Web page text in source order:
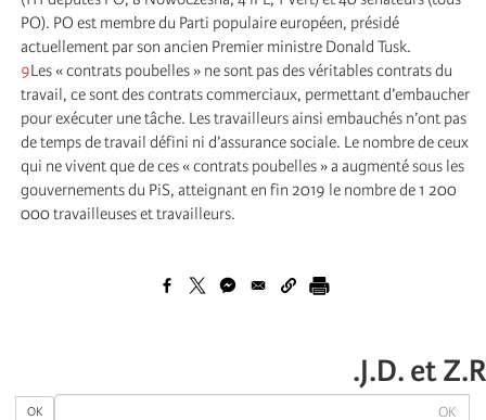
OK
OK
PO). PO est membre du Parti populaire européen, présidé
actuellement par son ancien Premier ministre Donald Tusk.
9Les « contrats poubelles » ne sont pas des véritables contrats du
travail, ce sont des contrats commerciaux, permettant d’embaucher
pour exécuter une tâche. Les travailleurs ainsi embauchés n’ont pas
de temps de travail défini ni d’assurance sociale. Le nombre de ceux
qui ne vivent que de ces « contrats poubelles » a augmenté sous les
gouvernements du PiS, atteignant en fin 2019 le nombre de 1 200
000 travailleuses et travailleurs.
J.D. et Z.R.